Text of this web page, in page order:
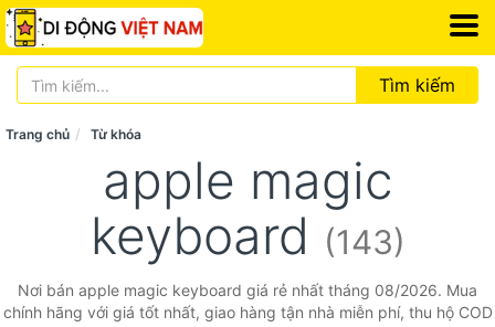
Tìm kiếm
Trang chủ Từ khóa
apple magic
keyboard (143)
Nơi bán apple magic keyboard giá rẻ nhất tháng 08/2026. Mua
chính hãng với giá tốt nhất, giao hàng tận nhà miễn phí, thu hộ COD